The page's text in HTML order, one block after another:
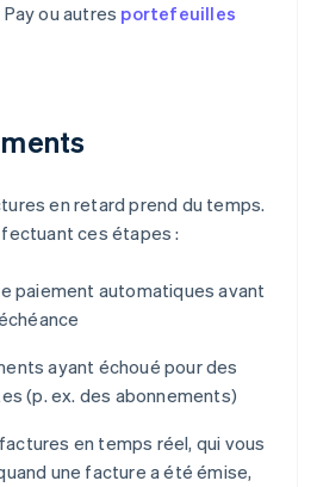
ou autres portefeuilles
en retard prend du temps.
ces étapes :
paiement automatiques avant
ayant échoué pour des
(p. ex. des abonnements)
en temps réel, qui vous
une facture a été émise,